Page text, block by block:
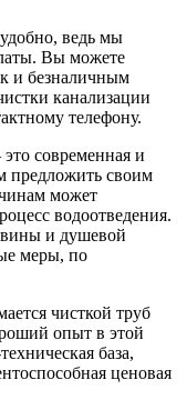
ведь мы
Вы можете
и безналичным
канализации
телефону.
это современная и
предложить своим
может
водоотведения.
и душевой
меры, по
чисткой труб
опыт в этой
база,
ценовая